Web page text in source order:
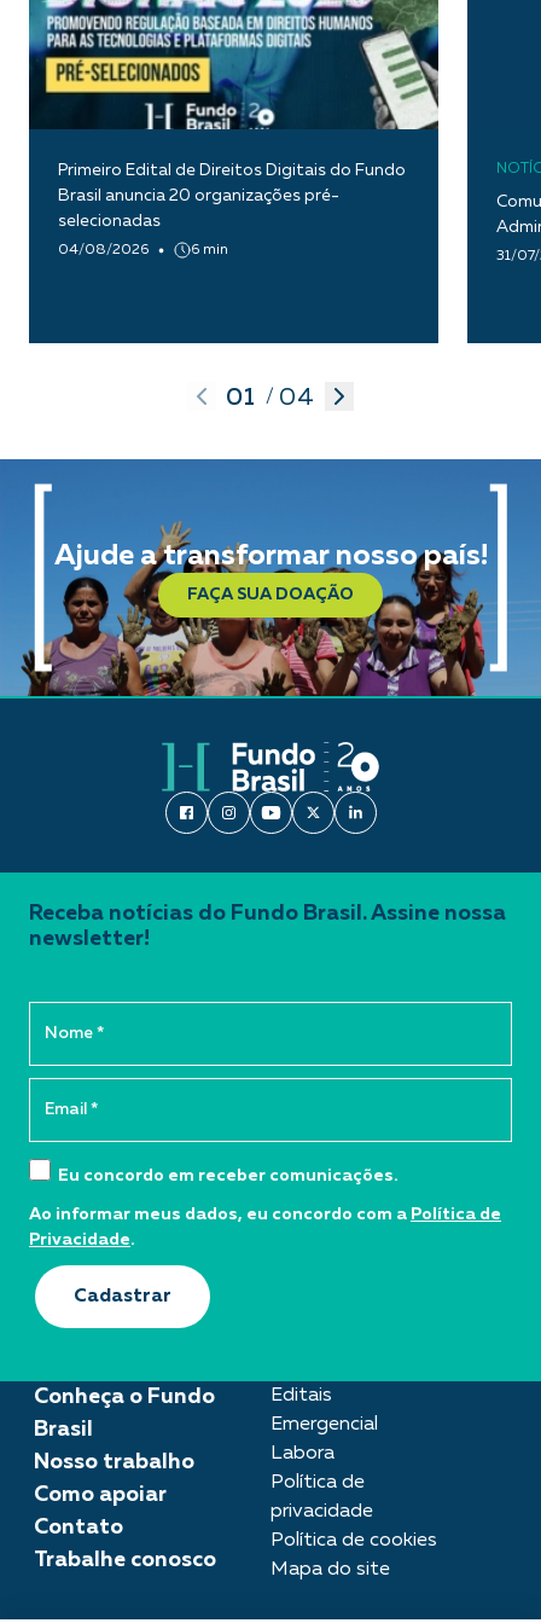
Primeiro Edital de Direitos Digitais do Fundo
Brasil anuncia 20 organizações pré-
selecionadas
04/08/2026 6 min 31/
01 / 04
Ajude a transformar nosso país!
FAÇA SUA DOAÇÃO
Conheça o Fundo
Brasil
Nosso trabalho
Como apoiar
Contato
Trabalhe conosco
Editais
Emergencial
Labora
Política de
privacidade
Política de cookies
Mapa do site
Receba notícias do Fundo Brasil. Assine nossa
newsletter!
Eu concordo em receber comunicações.
Ao informar meus dados, eu concordo com a Política de
Privacidade.
Cadastrar